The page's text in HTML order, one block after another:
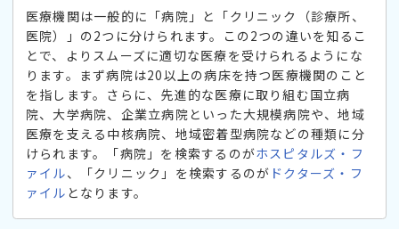
医療機関は一般的に「病院」と「クリニック（診療所、
医院）」の2つに分けられます。この2つの違いを知るこ
とで、よりスムーズに適切な医療を受けられるようにな
ります。まず病院は20以上の病床を持つ医療機関のこと
を指します。さらに、先進的な医療に取り組む国立病
院、大学病院、企業立病院といった大規模病院や、地域
医療を支える中核病院、地域密着型病院などの種類に分
けられます。「病院」を検索するのがホスピタルズ・フ
ァイル、「クリニック」を検索するのが ドクターズ・フ
ァイル となります。